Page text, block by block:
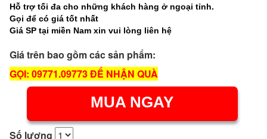
Hỗ trợ tối đa cho những khách hàng ở ngoại tỉnh.
Gọi để có giá tốt nhất
Giá SP tại miền Nam xin vui lòng liên hệ
Giá trên bao gồm các sản phẩm:
GỌI: 09771.09773 ĐỂ NHẬN QUÀ
MUA NGAY
Số lượng